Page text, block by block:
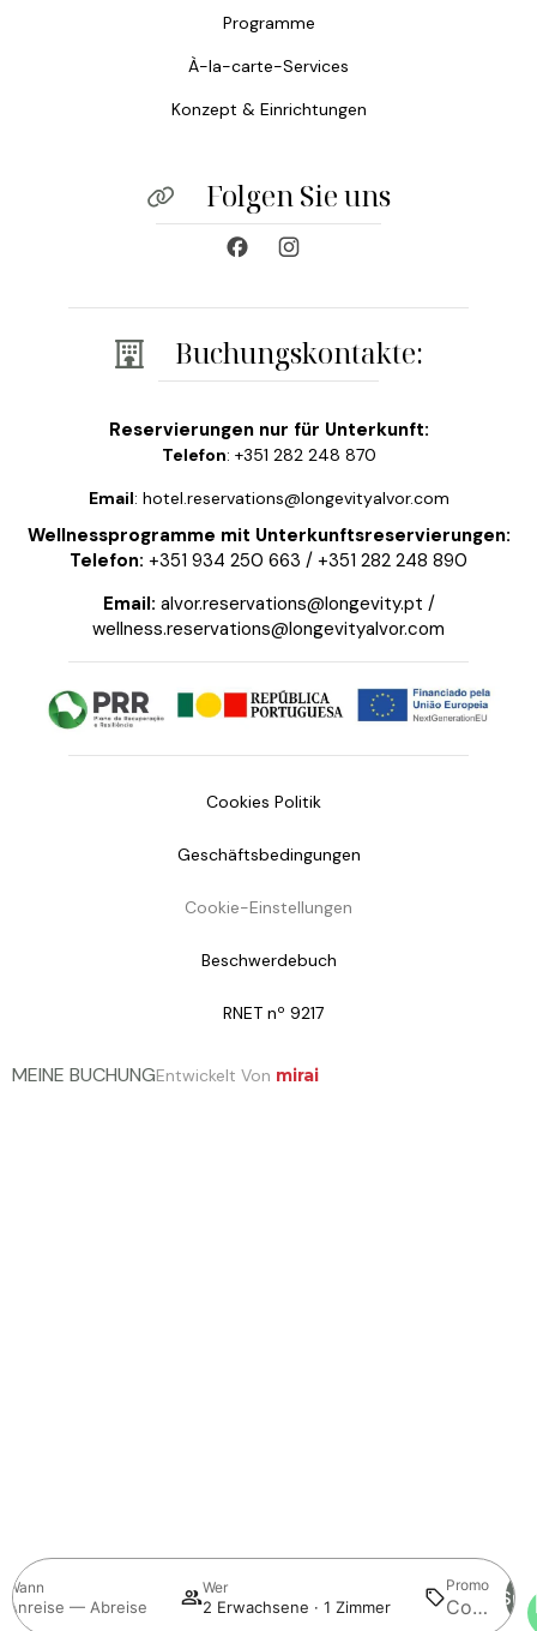
Wann
Anreise — Abreise
Wer
2 Erwachsene · 1 Zimmer
Promo
Programme
À-la-carte-Services
Konzept & Einrichtungen
Folgen Sie uns
Buchungskontakte:
Reservierungen nur für Unterkunft:
Telefon: +351 282 248 870
Email: hotel.reservations@longevityalvor.com
Wellnessprogramme mit Unterkunftsreservierungen:
Telefon: +351 934 250 663 / +351 282 248 890
Email: alvor.reservations@longevity.pt /
wellness.reservations@longevityalvor.com
Cookies Politik
Geschäftsbedingungen
Cookie-Einstellungen
Beschwerdebuch
RNET nº 9217
MEINE BUCHUNGEntwickelt Von mirai